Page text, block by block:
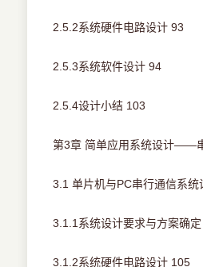
2.5.2系统硬件电路设计 93
2.5.3系统软件设计 94
2.5.4设计小结 103
第3章 简单应用系统设计——
3.1 单片机与PC串行通信系统
3.1.1系统设计要求与方案确
3.1.2系统硬件电路设计 105